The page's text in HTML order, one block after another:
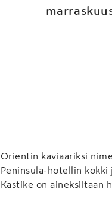
Orientin kaviaariksi
Peninsula-hotellin kokki
Kastike on aineksiltaan